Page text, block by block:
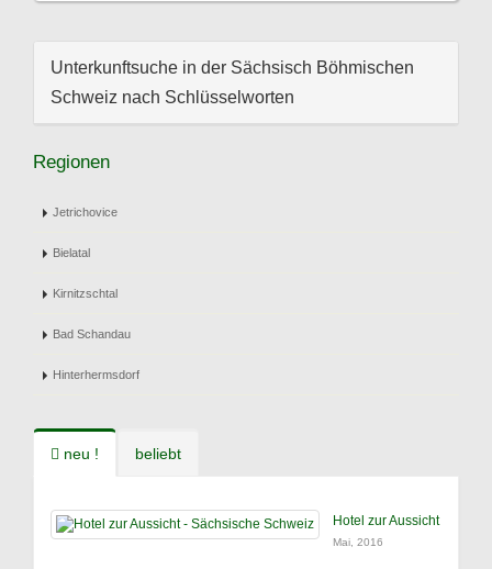
Unterkunftsuche in der Sächsisch Böhmischen
Schweiz nach Schlüsselworten
Regionen
Jetrichovice
Bielatal
Kirnitzschtal
Bad Schandau
Hinterhermsdorf
neu ! beliebt
Hotel zur Aussicht
Mai, 2016